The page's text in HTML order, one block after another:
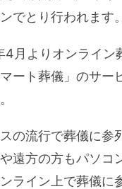
でとり行われます。
4月よりオンライン
ート葬儀」のサー
の流行で葬儀に参
遠方の方もパソコ
ライン上で葬儀に